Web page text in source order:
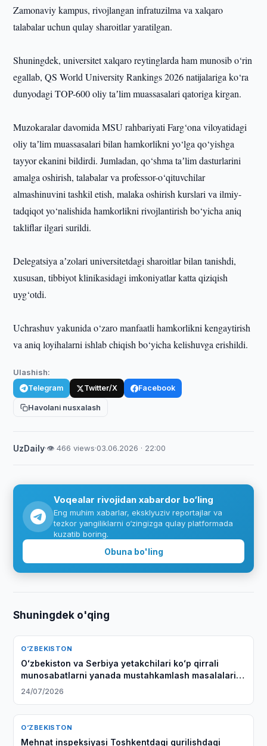
Zamonaviy kampus, rivojlangan infratuzilma va xalqaro
talabalar uchun qulay sharoitlar yaratilgan.
Shuningdek, universitet xalqaro reytinglarda ham munosib o‘rin
egallab, QS World University Rankings 2026 natijalariga ko‘ra
dunyodagi TOP-600 oliy taʼlim muassasalari qatoriga kirgan.
Muzokaralar davomida MSU rahbariyati Farg‘ona viloyatidagi
oliy taʼlim muassasalari bilan hamkorlikni yo‘lga qo‘yishga
tayyor ekanini bildirdi. Jumladan, qo‘shma taʼlim dasturlarini
amalga oshirish, talabalar va professor-o‘qituvchilar
almashinuvini tashkil etish, malaka oshirish kurslari va ilmiy-
tadqiqot yo‘nalishida hamkorlikni rivojlantirish bo‘yicha aniq
takliflar ilgari surildi.
Delegatsiya aʼzolari universitetdagi sharoitlar bilan tanishdi,
xususan, tibbiyot klinikasidagi imkoniyatlar katta qiziqish
uyg‘otdi.
Uchrashuv yakunida o‘zaro manfaatli hamkorlikni kengaytirish
va aniq loyihalarni ishlab chiqish bo‘yicha kelishuvga erishildi.
Ulashish:
Telegram Twitter/X Facebook
Havolani nusxalash
UzDaily·👁 466 views·03.06.2026 · 22:00
Voqealar rivojidan xabardor bo‘ling
Eng muhim xabarlar, eksklyuziv reportajlar va
tezkor yangiliklarni o‘zingizga qulay platformada
kuzatib boring.
Obuna bo'ling
Shuningdek o'qing
O‘ZBEKISTON
Oʻzbekiston va Serbiya yetakchilari koʻp qirrali
munosabatlarni yanada mustahkamlash masalalarini
muhokama qildilar
24/07/2026
O‘ZBEKISTON
Mehnat inspeksiyasi Toshkentdagi qurilishdagi